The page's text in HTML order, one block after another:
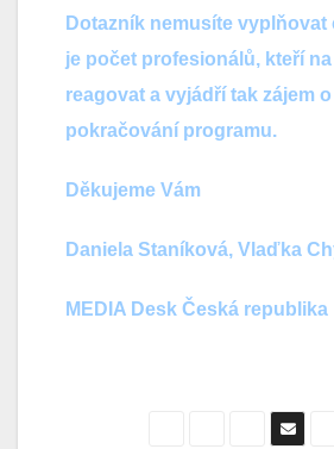
Dotazník nemusíte vyplňovat
je počet profesionálů, kteří
reagovat a vyjádří tak zájem
pokračování programu.
Děkujeme Vám
Daniela Staníková, Vlaďka
MEDIA Desk Česká republika